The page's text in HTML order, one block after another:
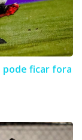
pode ficar fora